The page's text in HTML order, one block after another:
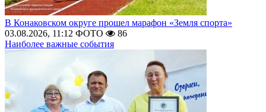
В Конаковском округе прошел марафон «Земля спорта»
03.08.2026, 11:12 ФОТО
86
Наиболее важные события